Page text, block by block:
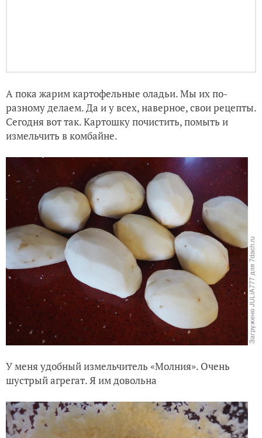
А пока жарим картофельные оладьи. Мы их по-
разному делаем. Да и у всех, наверное, свои рецепты.
Сегодня вот так. Картошку почистить, помыть и
измельчить в комбайне.
У меня удобный измельчитель «Молния». Очень
шустрый агрегат. Я им довольна